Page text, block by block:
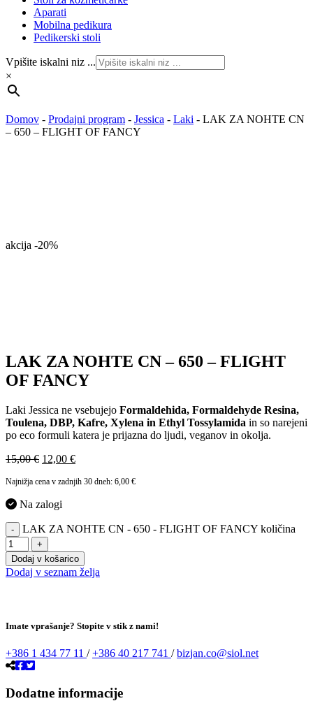
Aparati
Mobilna pedikura
Pedikerski stoli
Vpišite iskalni niz ...
×
Domov - Prodajni program - Jessica - Laki - LAK ZA NOHTE CN
– 650 – FLIGHT OF FANCY
akcija -20%
LAK ZA NOHTE CN – 650 – FLIGHT
OF FANCY
Laki Jessica ne vsebujejo Formaldehida, Formaldehyde Resina,
Toulena, DBP, Kafre, Xylena in Ethyl Tossylamida in so narejeni
po eco formuli katera je prijazna do ljudi, veganov in okolja.
15,00€ 12,00 €
Najnižja cena v zadnjih 30 dneh: 6,00 €
Na zalogi
- LAK ZA NOHTE CN - 650 - FLIGHT OF FANCY količina
+
Dodaj v košarico
Dodaj v seznam želja
Imate vprašanje? Stopite v stik z nami!
+386 1 434 77 11 /+386 40 217 741 /bizjan.co@siol.net
Dodatne informacije